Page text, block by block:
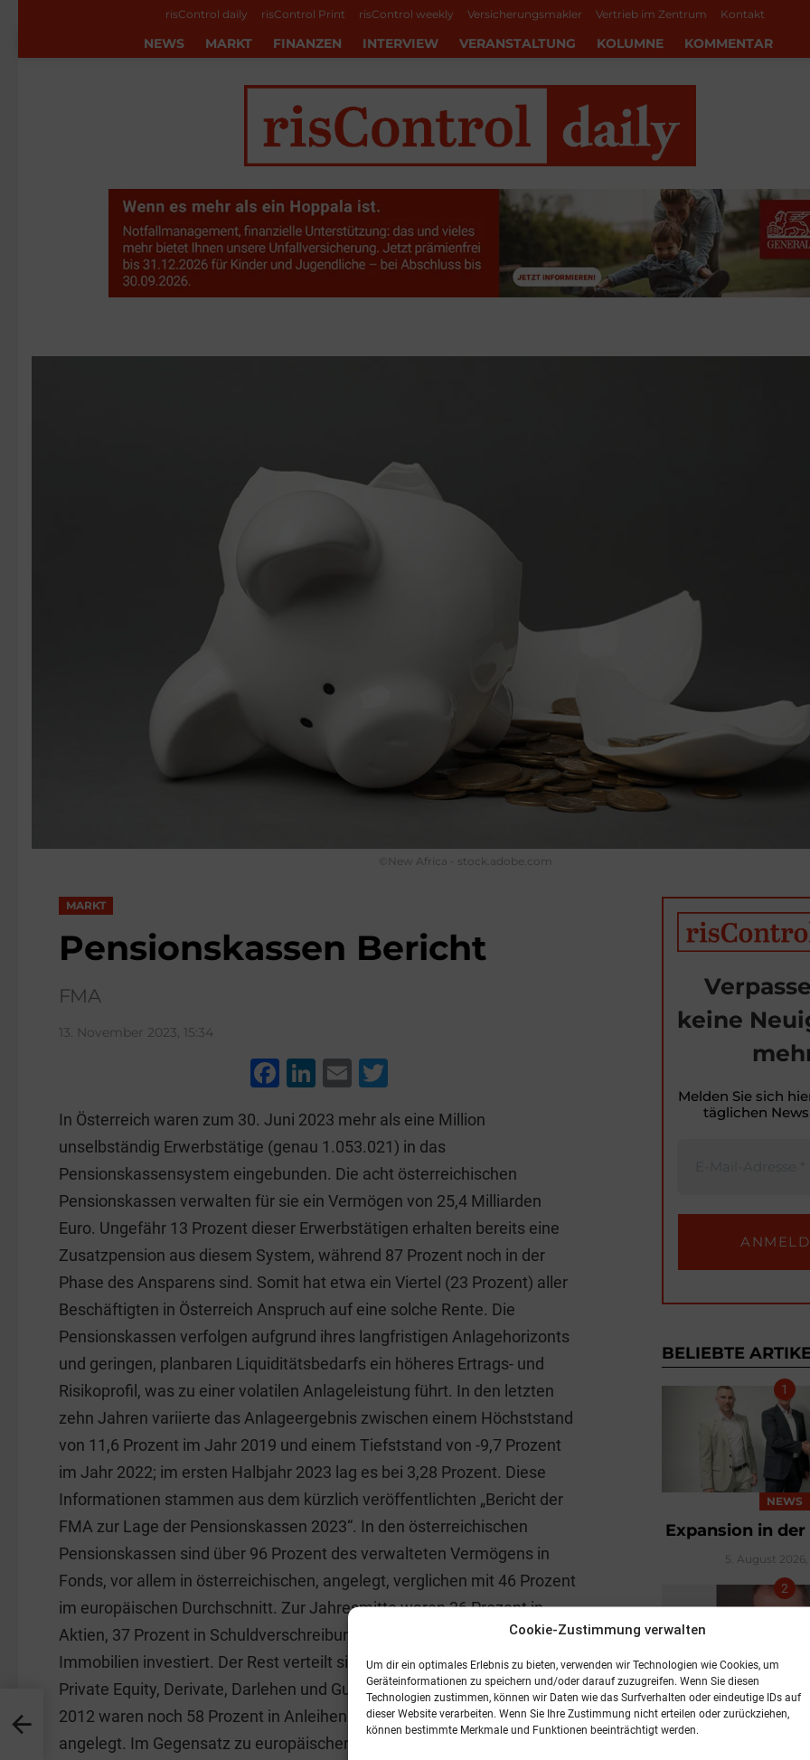
Cookie-Zustimmung verwalten
Um dir ein optimales Erlebnis zu bieten, verwenden wir Technologien wie Cookies, um
Geräteinformationen zu speichern und/oder darauf zuzugreifen. Wenn Sie diesen
Technologien zustimmen, können wir Daten wie das Surfverhalten oder eindeutige IDs auf
dieser Website verarbeiten. Wenn Sie Ihre Zustimmung nicht erteilen oder zurückziehen,
können bestimmte Merkmale und Funktionen beeinträchtigt werden.
risControl daily risControl Print risControl weekly Versicherungsmakler Vertrieb im Zentrum Kontakt
NEWS MARKT FINANZEN INTERVIEW VERANSTALTUNG KOLUMNE KOMMENTAR
©New Africa - stock.adobe.com
MARKT
Pensionskassen Bericht
FMA
13. November 2023, 15:34
F
c
e
b
o
o
k
Li
k
e
dI
n
E
ai
l
tt
er
In Österreich waren zum 30. Juni 2023 mehr als eine Million
unselbständig Erwerbstätige (genau 1.053.021) in das
Pensionskassensystem eingebunden. Die acht österreichischen
Pensionskassen verwalten für sie ein Vermögen von 25,4 Milliarden
Euro. Ungefähr 13 Prozent dieser Erwerbstätigen erhalten bereits eine
Zusatzpension aus diesem System, während 87 Prozent noch in der
Phase des Ansparens sind. Somit hat etwa ein Viertel (23 Prozent) aller
Beschäftigten in Österreich Anspruch auf eine solche Rente. Die
Pensionskassen verfolgen aufgrund ihres langfristigen Anlagehorizonts
und geringen, planbaren Liquiditätsbedarfs ein höheres Ertrags- und
Risikoprofil, was zu einer volatilen Anlageleistung führt. In den letzten
zehn Jahren variierte das Anlageergebnis zwischen einem Höchststand
von 11,6 Prozent im Jahr 2019 und einem Tiefststand von -9,7 Prozent
im Jahr 2022; im ersten Halbjahr 2023 lag es bei 3,28 Prozent. Diese
Informationen stammen aus dem kürzlich veröffentlichten „Bericht der
FMA zur Lage der Pensionskassen 2023“. In den österreichischen
Pensionskassen sind über 96 Prozent des verwalteten Vermögens in
Fonds, vor allem in österreichischen, angelegt, verglichen mit 46 Prozent
im europäischen Durchschnitt. Zur Jahresmitte waren 36 Prozent in
Aktien, 37 Prozent in Schuldverschreibungen und 11 Prozent in
Immobilien investiert. Der Rest verteilt sich auf andere Anlagen wie
Private Equity, Derivate, Darlehen und Guthaben bei Kreditinstituten.
2012 waren noch 58 Prozent in Anleihen und nur 24 Prozent in Aktien
angelegt. Im Gegensatz zu europäischen Pensionsfonds und
keine
Melden Sie sich
täglichen
BELIEBTE
NEWS
Expansion in
5. August 2026,
NEWS
Spari geht zu